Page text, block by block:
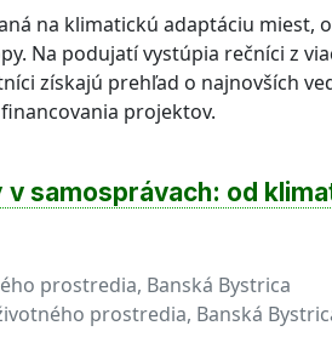
na klimatickú adaptáciu miest,
Na podujatí vystúpia rečníci z
získajú prehľad o najnovších
projektov.
v samosprávach: od
prostredia, Banská Bystrica
prostredia, Banská